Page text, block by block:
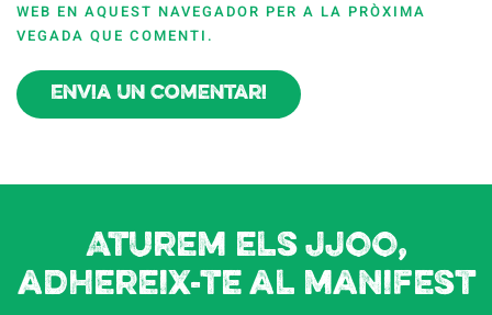
WEB EN AQUEST NAVEGADOR PER A LA PRÒXIMA
VEGADA QUE COMENTI.
Envia un comentari
Aturem els JJOO,
adhereix-te al manifest